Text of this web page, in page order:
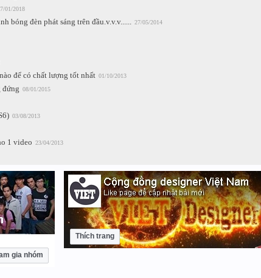
01/2018
đèn phát sáng trên đầu.v.v.v...... 27/05/2014
để có chất lượng tốt nhất 01/10/2013
đứng 08/01/2015
03/08/2013
1 video 23/04/2013
gia nhóm
Thích trang